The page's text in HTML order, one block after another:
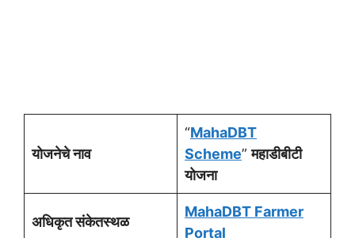
योजनेचे नाव
“MahaDBT
Scheme”महाडीबीटी
योजना
अधिकृत संकेतस्थळ
MahaDBT Farmer
Portal